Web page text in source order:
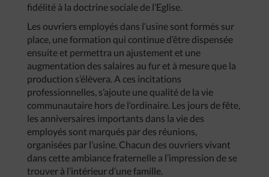
fidélité à la doctrine sociale de l’Eglise.
Les ouvriers employés dans l’usine sont formés sur
place, une formation qui continue d’être dispensée
ensuite et permettra un ajustement et une
augmentation des salaires au fur et à mesure que la
production s’élèvera. A ces incitations
professionnelles, s’ajoute une qualité de la vie
communautaire hors de l’ordinaire. Les jours de fête,
les anniversaires importants dans la vie des
employés sont marqués par des réunions,
organisées par l’usine. Chacun des ouvriers vivant
dans cette ambiance fraternelle a l’impression de se
trouver à l’intérieur d’une famille.